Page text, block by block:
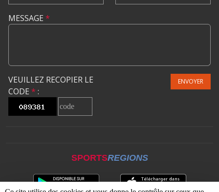
MESSAGE *
VEUILLEZ RECOPIER LE
CODE * :
ENVOYER
SPORTSREGIONS